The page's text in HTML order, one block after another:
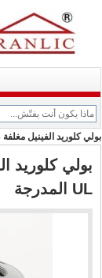
بولي كلوريد الفينيل مغلفة 3 4 5 ثقوب صندوق تقاطع مقاوم للماء مع حزمة فيلم PE UL المدرجة
UL المدرجة